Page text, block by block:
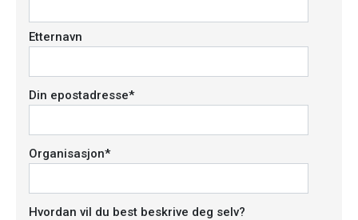
Etternavn
Din epostadresse*
Organisasjon*
Hvordan vil du best beskrive deg selv?